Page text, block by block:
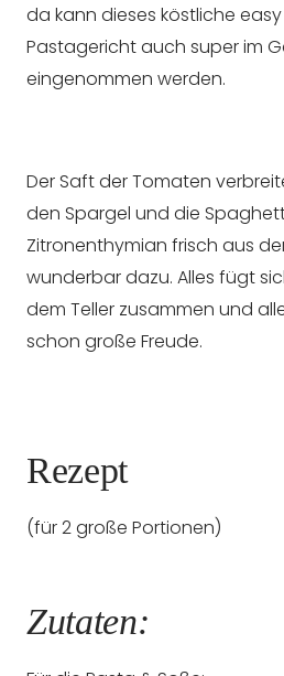
da kann dieses köstliche
Pastagericht auch super im
eingenommen werden.
Der Saft der Tomaten
den Spargel und die
Zitronenthymian frisch aus
wunderbar dazu. Alles fügt
dem Teller zusammen und
schon große Freude.
Rezept
(für 2 große Portionen)
Zutaten: